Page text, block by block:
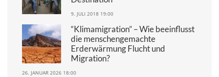
9. JULI 2018 19:00
“Klimamigration” – Wie beeinflusst
die menschengemachte
Erderwärmung Flucht und
Migration?
26. JANUAR 2026 18:00